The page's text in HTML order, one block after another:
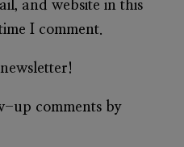
and website in this
I comment.
up comments by